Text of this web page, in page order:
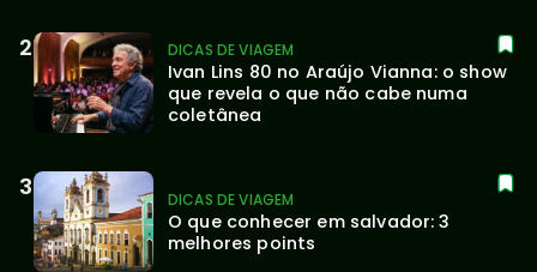
DICAS DE VIAGEM
Ivan Lins 80 no Araújo Vianna: o show
que revela o que não cabe numa
coletânea
DICAS DE VIAGEM
O que conhecer em salvador: 3
melhores points